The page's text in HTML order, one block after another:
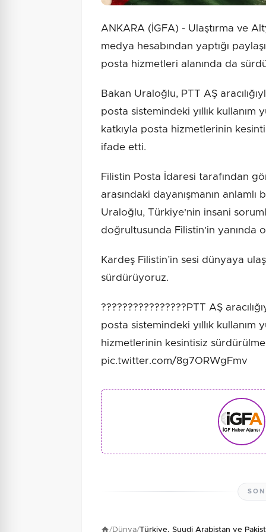
ANKARA (İGFA) - Ulaştırma ve
medya hesabından yaptığı
posta hizmetleri alanında da
Bakan Uraloğlu, PTT AŞ
posta sistemindeki yıllık kullanım
katkıyla posta hizmetlerinin
ifade etti.
Filistin Posta İdaresi tarafından
arasındaki dayanışmanın
Uraloğlu, Türkiye'nin insani
doğrultusunda Filistin'in yanında
Kardeş Filistin’in sesi dünyaya
sürdürüyoruz.
????????????????PTT AŞ
posta sistemindeki yıllık
hizmetlerinin kesintisiz
pic.twitter.com/8g7ORWgFmv
/Dünya/Türkiye, Suudi Arabistan ve